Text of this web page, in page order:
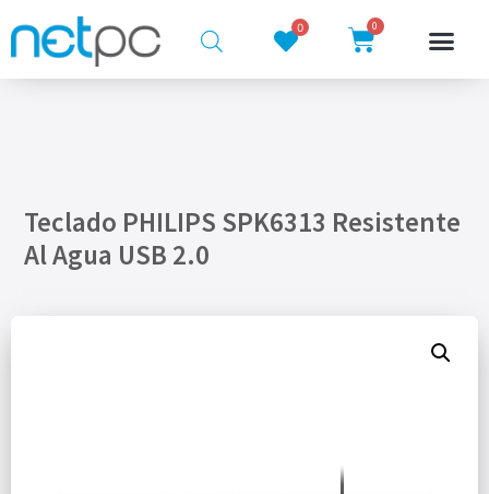
0 0
Teclado PHILIPS SPK6313 Resistente
Al Agua USB 2.0